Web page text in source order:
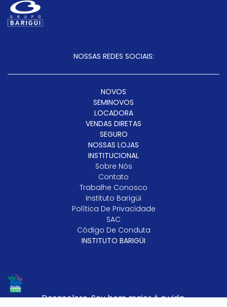
NOSSAS REDES SOCIAIS:
NOVOS
SEMINOVOS
LOCADORA
VENDAS DIRETAS
SEGURO
NOSSAS LOJAS
INSTITUCIONAL
Sobre Nós
Contato
Trabalhe Conosco
Instituto Barigüi
Política De Privacidade
SAC
Código De Conduta
INSTITUTO BARIGÜI
Desacelere. Seu bem maior é a vida.